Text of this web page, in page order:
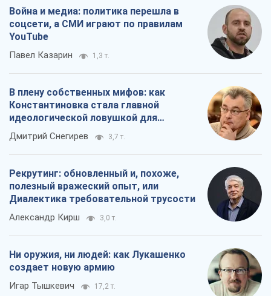
Война и медиа: политика перешла в
соцсети, а СМИ играют по правилам
YouTube
Павел Казарин 1,3 т.
В плену собственных мифов: как
Константиновка стала главной
идеологической ловушкой для
российских оккупантов
Дмитрий Снегирев 3,7 т.
Рекрутинг: обновленный и, похоже,
полезный вражеский опыт, или
Диалектика требовательной трусости
Александр Кирш 3,0 т.
Ни оружия, ни людей: как Лукашенко
создает новую армию
Игар Тышкевич 17,2 т.